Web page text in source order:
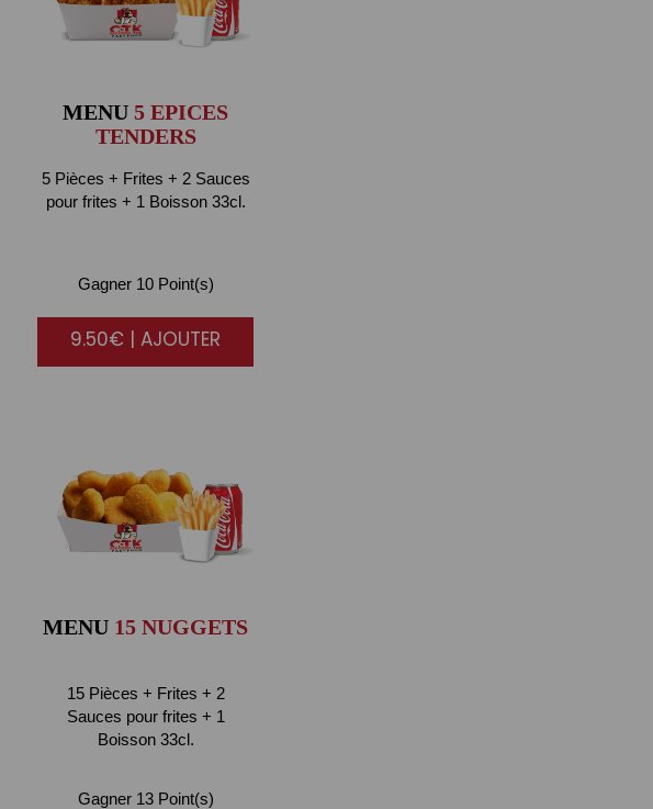
MENU 5 EPICES
TENDERS
5 Pièces + Frites + 2 Sauces
pour frites + 1 Boisson 33cl.
Gagner 10 Point(s)
9.50€ | AJOUTER
MENU 15 NUGGETS
15 Pièces + Frites + 2
Sauces pour frites + 1
Boisson 33cl.
Gagner 13 Point(s)